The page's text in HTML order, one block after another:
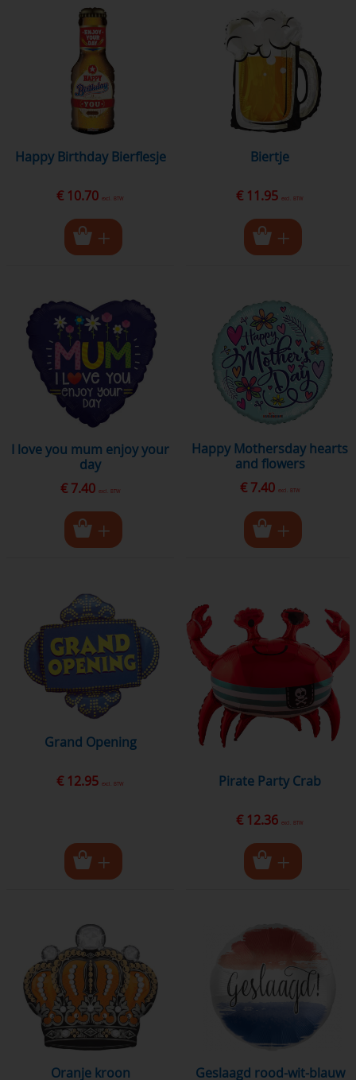
Happy Birthday Bierflesje
€ 10.70 excl. BTW
biertje
€ 11.95 excl. BTW
i love you mum enjoy your
day
€ 7.40 excl. BTW
Happy Mothersday hearts
and flowers
€ 7.40 excl. BTW
Grand Opening
€ 12.95 excl. BTW Pirate Party Crab
€ 12.36 excl. BTW
oranje kroon geslaagd rood-wit-blauw